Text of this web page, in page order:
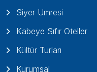
Siyer Umresi
Kabeye Sıfır Oteller
Kültür Turları
Kurumsal